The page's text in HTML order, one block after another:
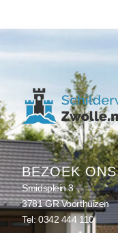
BEZOEK ONS
Smidsplein 3
3781 GR Voorthuizen
Tel:0342 444 110